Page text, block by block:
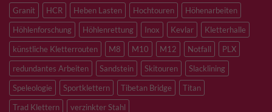
Granit
HCR Heben Lasten Hochtouren
Höhenarbeiten
Höhlenforschung
Höhlenrettung Inox Kevlar
Kletterhalle
künstliche Kletterrouten
M8 M10 M12 Notfall
PLX
redundantes Arbeiten
Sandstein Skitouren
Slacklining
Speleologie
Sportklettern Tibetan Bridge
Titan
Trad Klettern
verzinkter Stahl